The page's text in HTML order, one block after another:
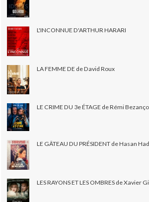
L'INCONNUE D'ARTHUR HARARI
LA FEMME DE de David Roux
LE CRIME DU 3e ÉTAGE de Rémi
LE GÂTEAU DU PRÉSIDENT de Hasan
LES RAYONS ET LES OMBRES de Xavier